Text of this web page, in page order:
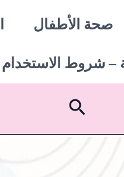
صحة الأطفال
شروط الاستخدام
البحث